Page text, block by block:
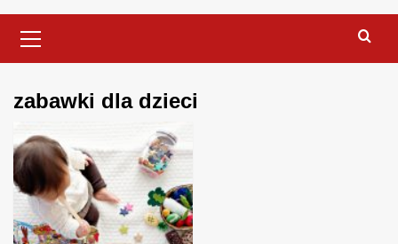
Menu
zabawki dla dzieci